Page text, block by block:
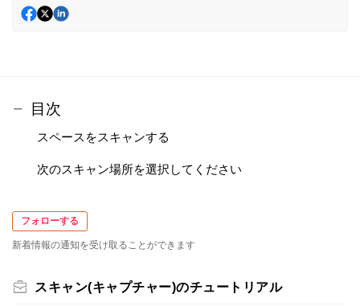
目次
スペースをスキャンする
次のスキャン場所を選択してください
フォローする
新着情報の通知を受け取ることができます
スキャン(キャプチャー)のチュートリアル